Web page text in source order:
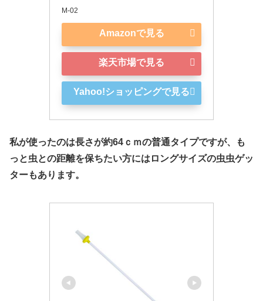
M-02
Amazonで見る
楽天市場で見る
Yahoo!ショッピングで見る
私が使ったのは長さが約64ｃｍの普通タイプですが、も
っと虫との距離を保ちたい方にはロングサイズの虫虫ゲッ
ターもあります。